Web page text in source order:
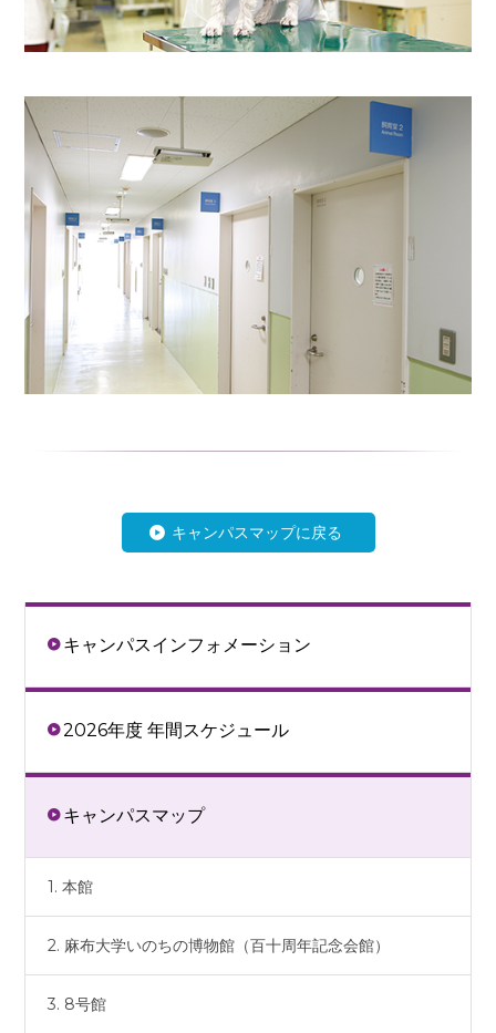
キャンパスマップに戻る
キャンパスインフォメーション
2026年度 年間スケジュール
キャンパスマップ
1. 本館
2. 麻布大学いのちの博物館（百十周年記念会館）
3. 8号館